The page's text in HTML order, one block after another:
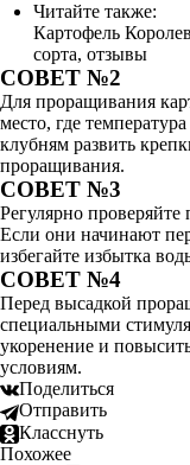
Читайте также:
Картофель
сорта, отзывы
СОВЕТ №2
Для проращивания
место, где
клубням развить
проращивания.
СОВЕТ №3
Регулярно
Если они начинают
избегайте избытка
СОВЕТ №4
Перед высадкой
специальными
укоренение и
условиям.
Поделиться
Отправить
Класснуть
Похожее